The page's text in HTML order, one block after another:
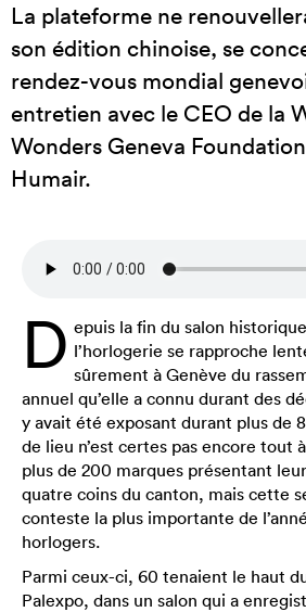
La plateforme ne
son édition chinoise, se
rendez-vous mondial
entretien avec le CEO de la
Wonders Geneva
Humair.
D epuis la fin du salon
l’horlogerie se rapproche
sûrement à Genève du
annuel qu’elle a connu durant des
y avait été exposant durant plus de
de lieu n’est certes pas encore tout
plus de 200 marques présentant
quatre coins du canton, mais cette
conteste la plus importante de
horlogers.
Parmi ceux-ci, 60 tenaient le haut
Palexpo, dans un salon qui a